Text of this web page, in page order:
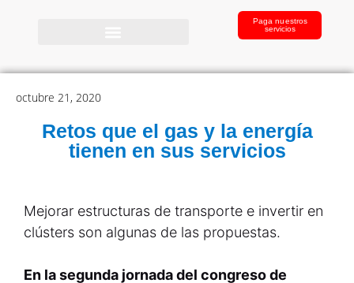
Paga nuestros
servicios
octubre 21, 2020
Retos que el gas y la energía
tienen en sus servicios
Mejorar estructuras de transporte e invertir en
clústers son algunas de las propuestas.
En la segunda jornada del congreso de